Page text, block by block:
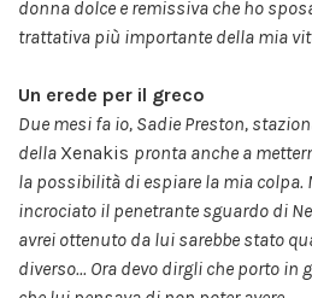
donna dolce e remissiva che ho
trattativa più importante della mia
Un erede per il greco
Due mesi fa io, Sadie Preston,
della Xenakis pronta anche a
la possibilità di espiare la mia colpa.
incrociato il penetrante sguardo di
avrei ottenuto da lui sarebbe stato
diverso... Ora devo dirgli che porto in